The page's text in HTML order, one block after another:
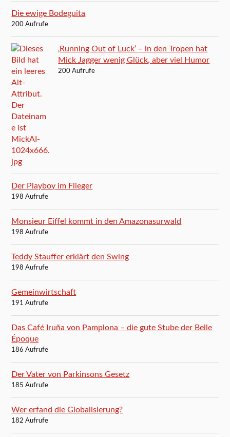
Die ewige Bodeguita
200 Aufrufe
‚Running Out of Luck‘ – in den Tropen hat
Mick Jagger wenig Glück, aber viel Humor
200 Aufrufe
Der Playboy im Flieger
198 Aufrufe
Monsieur Eiffel kommt in den Amazonasurwald
198 Aufrufe
Teddy Stauffer erklärt den Swing
198 Aufrufe
Gemeinwirtschaft
191 Aufrufe
Das Café Iruña von Pamplona – die gute Stube der Belle
Époque
186 Aufrufe
Der Vater von Parkinsons Gesetz
185 Aufrufe
Wer erfand die Globalisierung?
182 Aufrufe